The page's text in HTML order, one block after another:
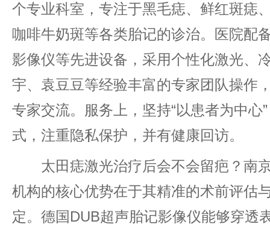
个专业科室，专注于黑毛痣、鲜红斑痣
咖啡牛奶斑等各类胎记的诊治。医院配
影像仪等先进设备，采用个性化激光、
宇、袁豆豆等经验丰富的专家团队操作
专家交流。服务上，坚持“以患者为中心
式，注重隐私保护，并有健康回访。
太田痣激光治疗后会不会留疤？南
机构的核心优势在于其精准的术前评估
定。德国DUB超声胎记影像仪能够穿透